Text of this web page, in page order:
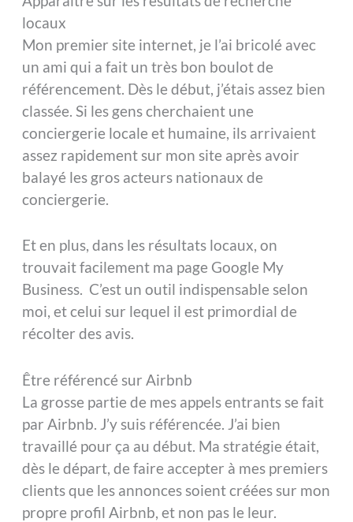
locaux
Mon premier site internet, je l’ai bricolé avec
un ami qui a fait un très bon boulot de
référencement. Dès le début, j’étais assez bien
classée. Si les gens cherchaient une
conciergerie locale et humaine, ils arrivaient
assez rapidement sur mon site après avoir
balayé les gros acteurs nationaux de
conciergerie.
Et en plus, dans les résultats locaux, on
trouvait facilement ma page Google My
Business. C’est un outil indispensable selon
moi, et celui sur lequel il est primordial de
récolter des avis.
Être référencé sur Airbnb
La grosse partie de mes appels entrants se fait
par Airbnb. J’y suis référencée. J’ai bien
travaillé pour ça au début. Ma stratégie était,
dès le départ, de faire accepter à mes premiers
clients que les annonces soient créées sur mon
propre profil Airbnb, et non pas le leur.